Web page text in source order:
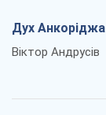
Дух
Віктор Андрусів